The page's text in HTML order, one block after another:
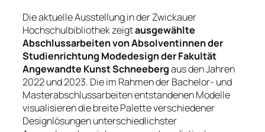
Die aktuelle Ausstellung in der Zwickauer
Hochschulbibliothek zeigtausgewählte
Abschlussarbeiten von Absolventinnen der
Studienrichtung Modedesign der Fakultät
Angewandte Kunst Schneebergaus den Jahren
2022 und 2023. Die im Rahmen der Bachelor- und
Masterabschlussarbeiten entstandenen Modelle
visualisieren die breite Palette verschiedener
Designlösungen unterschiedlichster